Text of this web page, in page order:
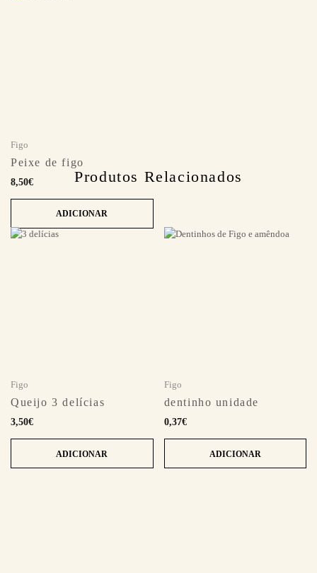
Figo
Peixe de figo
8,50€
ADICIONAR
Produtos Relacionados
Figo
Queijo 3 delícias
3,50€
ADICIONAR
Figo
dentinho unidade
0,37€
ADICIONAR